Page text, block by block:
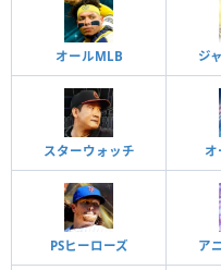
オールMLB ジ
スターウォッチ オ
PSヒーローズ ア